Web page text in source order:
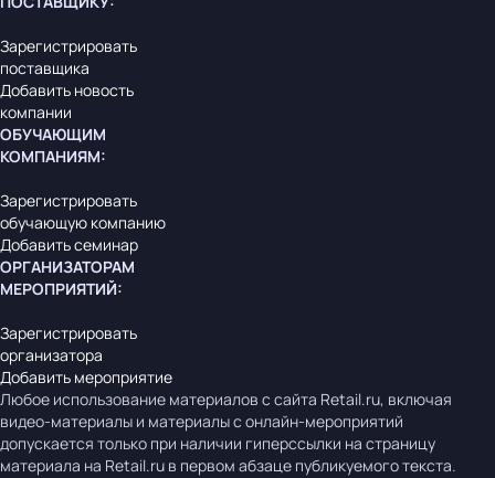
Зарегистрировать
поставщика
Добавить новость
компании
ОБУЧАЮЩИМ
КОМПАНИЯМ:
Зарегистрировать
обучающую компанию
Добавить семинар
ОРГАНИЗАТОРАМ
МЕРОПРИЯТИЙ:
Зарегистрировать
организатора
Добавить мероприятие
Любое использование материалов с сайта Retail.ru, включая
видео-материалы и материалы с онлайн-мероприятий
допускается только при наличии гиперссылки на страницу
материала на Retail.ru в первом абзаце публикуемого текста.